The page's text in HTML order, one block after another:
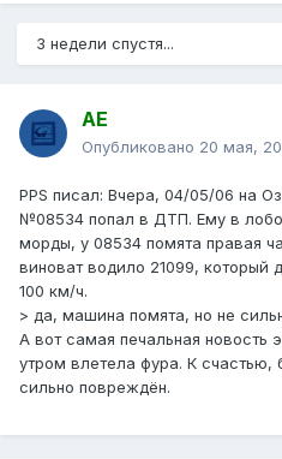
3 недели спустя...
АЕ
Опубликовано 20 мая,
PPS писал: Вчера, 04/05/06 на
№08534 попал в ДТП. Ему в
морды, у 08534 помята правая
виноват водило 21099, который
100 км/ч.
> да, машина помята, но не
А вот самая печальная новость
утром влетела фура. К счастью,
сильно повреждён.